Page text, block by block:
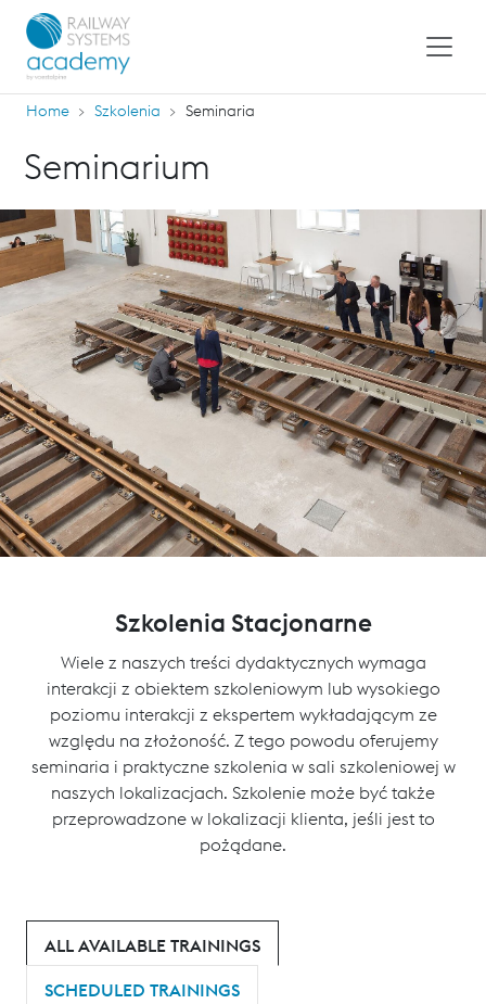
Home Szkolenia Seminaria
Seminarium
Szkolenia Stacjonarne
Wiele z naszych treści dydaktycznych wymaga
interakcji z obiektem szkoleniowym lub wysokiego
poziomu interakcji z ekspertem wykładającym ze
względu na złożoność. Z tego powodu oferujemy
seminaria i praktyczne szkolenia w sali szkoleniowej w
naszych lokalizacjach. Szkolenie może być także
przeprowadzone w lokalizacji klienta, jeśli jest to
pożądane.
ALL AVAILABLE TRAININGS
SCHEDULED TRAININGS